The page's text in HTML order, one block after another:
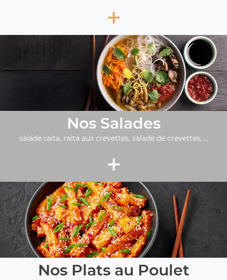
+
Nos Salades
salade raïta, raïta aux crevettes, salade de crevettes, ...
+
Nos Plats au Poulet